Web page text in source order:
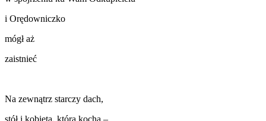
i Orędowniczko
mógł aż
zaistnieć
Na zewnątrz starczy dach,